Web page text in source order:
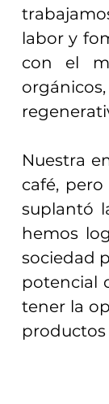
labor y
con el
Nuestra
café,
suplantó
hemos
sociedad
potencial
tener la